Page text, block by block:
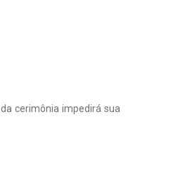
cerimônia impedirá sua